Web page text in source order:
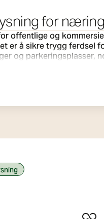
for
offentlige og
er å sikre trygg ferdsel
parkeringsplasser, noe
brukes
å fremheve viktige
LED-systemer